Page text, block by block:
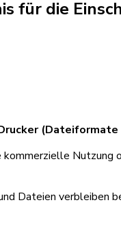
für die
Dateien verbleiben